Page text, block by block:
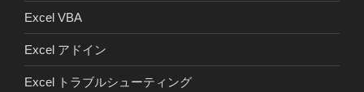
Excel VBA
Excel アドイン
Excel トラブルシューティング